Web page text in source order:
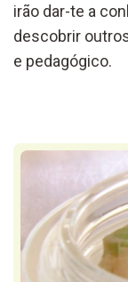
irão dar-te a
descobrir
e pedagógico.